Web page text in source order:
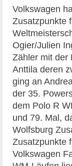
Volkswagen
Zusatzpunkte
Ogier/Julien
Zähler mit der
Anttila deren
ging an
der 35.
dem Polo R
und 79. Mal,
Wolfsburg
Zusatzpunkte
Volkswagen